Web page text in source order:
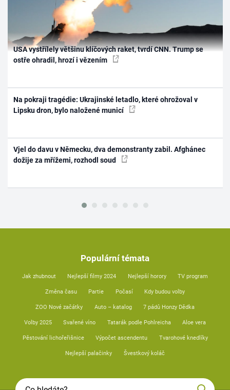
USA vystřílely většinu klíčových raket, tvrdí CNN. Trump se
ostře ohradil, hrozí i vězením
Na pokraji tragédie: Ukrajinské letadlo, které ohrožoval v
Lipsku dron, bylo naložené municí
Vjel do davu v Německu, dva demonstranty zabil. Afghánec
dožije za mřížemi, rozhodl soud
Populární témata
Jak zhubnout Nejlepší filmy 2024 Nejlepší horory TV program
Změna času Partie Počasí Kdy budou volby
ZOO Nové začátky Auto – katalog 7 pádů Honzy Dědka
Volby 2025 Svařené víno Tatarák podle Pohlreicha Aloe vera
Pěstování lichořeřišnice Výpočet ascendentu Tvarohové knedlíky
Nejlepší palačinky Švestkový koláč